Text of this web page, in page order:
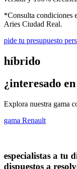
*Consulta condiciones
Aries Ciudad Real.
pide tu presupuesto
híbrido
¿interesado
Explora nuestra gama
gama Renault
especialistas a tu
dispuestos a